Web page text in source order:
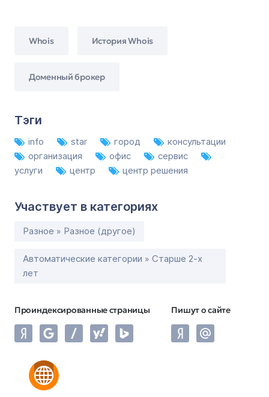
Whois История Whois
Доменный брокер
Тэги
info star город
консультации
организация
офис
сервис
услуги
центр центр решения
Участвует в категориях
Разное » Разное (другое)
Автоматические категории » Старше 2-х
лет
Проиндексированные страницы Пишут о сайте